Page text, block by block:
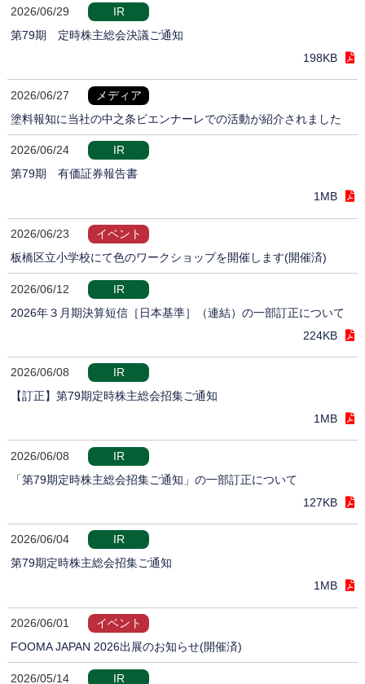
2026/06/29
IR
第79期 定時株主総会決議ご通知
198KB
2026/06/27
メディア
塗料報知に当社の中之条ビエンナーレでの活動が紹介されました
2026/06/24
IR
第79期 有価証券報告書
1MB
2026/06/23
イベント
板橋区立小学校にて色のワークショップを開催します(開催済)
2026/06/12
IR
2026年３月期決算短信［日本基準］（連結）の一部訂正について
224KB
2026/06/08
IR
【訂正】第79期定時株主総会招集ご通知
1MB
2026/06/08
IR
「第79期定時株主総会招集ご通知」の一部訂正について
127KB
2026/06/04
IR
第79期定時株主総会招集ご通知
1MB
2026/06/01
イベント
FOOMA JAPAN 2026出展のお知らせ(開催済)
2026/05/14
IR